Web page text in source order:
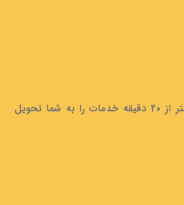
ما با اطمینان در 90 درصد مواقع کمتر از 20 دقیقه خدمات را به شما تحویل